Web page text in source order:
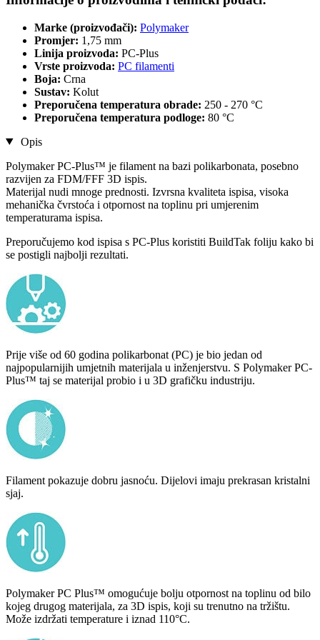
Marke (proizvođači): Polymaker
Promjer: 1,75 mm
Linija proizvoda: PC-Plus
Vrste proizvoda: PC filamenti
Boja: Crna
Sustav: Kolut
Preporučena temperatura obrade: 250 - 270 °C
Preporučena temperatura podloge: 80 °C
Opis
Polymaker PC-Plus™ je filament na bazi polikarbonata, posebno
razvijen za FDM/FFF 3D ispis.
Materijal nudi mnoge prednosti. Izvrsna kvaliteta ispisa, visoka
mehanička čvrstoća i otpornost na toplinu pri umjerenim
temperaturama ispisa.
Preporučujemo kod ispisa s PC-Plus koristiti BuildTak foliju kako bi
se postigli najbolji rezultati.
Prije više od 60 godina polikarbonat (PC) je bio jedan od
najpopularnijih umjetnih materijala u inženjerstvu. S Polymaker PC-
Plus™ taj se materijal probio i u 3D grafičku industriju.
Filament pokazuje dobru jasnoću. Dijelovi imaju prekrasan kristalni
sjaj.
Polymaker PC Plus™ omogućuje bolju otpornost na toplinu od bilo
kojeg drugog materijala, za 3D ispis, koji su trenutno na tržištu.
Može izdržati temperature i iznad 110°C.